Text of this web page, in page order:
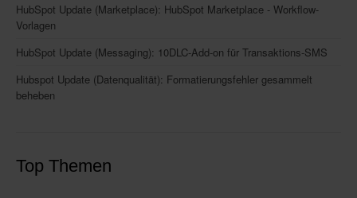
HubSpot Update (Marketplace): HubSpot Marketplace - Workflow-
Vorlagen
HubSpot Update (Messaging): 10DLC-Add-on für Transaktions-SMS
Hubspot Update (Datenqualität): Formatierungsfehler gesammelt
beheben
Top Themen